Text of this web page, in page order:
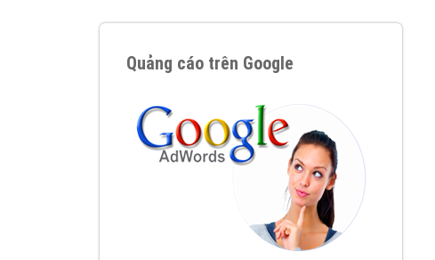
Nếu bạn đang cần quảng cáo, thiết kế web, phát
Hotline: 0964 82 6644 (24/7) hoặc email: